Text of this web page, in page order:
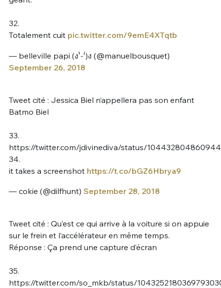
32.
Totalement cuit pic.twitter.com/9emE4XTqtb
— belleville papi (ง’̀-‘́)ง (@manuelbousquet)
September 26, 2018
Tweet cité : Jessica Biel n’appellera pas son enfant
Batmo Biel
33.
https://twitter.com/jdivinediva/status/
34.
it takes a screenshot https://t.co/bGZ6Hbrya9
— cokie (@dilfhunt) September 28, 2018
Tweet cité : Qu’est ce qui arrive à la voiture si on appuie
sur le frein et l’accélérateur en même temps.
Réponse : Ça prend une capture d’écran
35.
https://twitter.com/so_mkb/status/